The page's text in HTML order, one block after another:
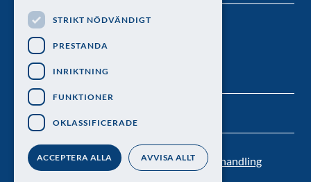
Kontakt Nyhetsbrev
Personuppgiftsbehandling
Följ oss
STRIKT NÖDVÄNDIGT
PRESTANDA
INRIKTNING
FUNKTIONER
OKLASSIFICERADE
ACCEPTERA ALLA AVVISA ALLT